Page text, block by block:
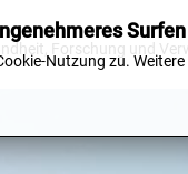
Forschung und
Nutzung zu.